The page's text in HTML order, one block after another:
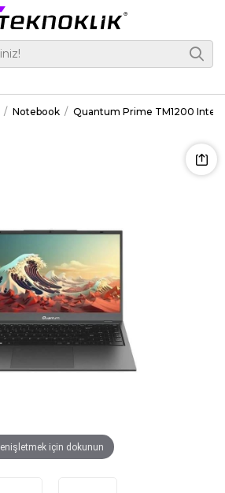
Notebook Quantum Prime TM1200 Intel
için dokunun